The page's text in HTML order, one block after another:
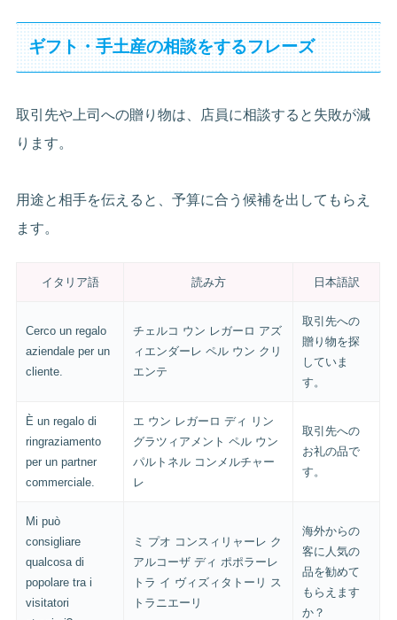
ギフト・手土産の相談をするフレーズ
取引先や上司への贈り物は、店員に相談すると失敗が減
ります。
用途と相手を伝えると、予算に合う候補を出してもらえ
ます。
イタリア語 読み方 日本語訳
Cerco un regalo
aziendale per un
cliente.
チェルコ ウン レガーロ アズ
ィエンダーレ ペル ウン クリ
エンテ
取引先への
贈り物を探
していま
す。
È un regalo di
ringraziamento
per un partner
commerciale.
エ ウン レガーロ ディ リン
グラツィアメント ペル ウン
パルトネル コンメルチャー
レ
取引先への
お礼の品で
す。
Mi può
consigliare
qualcosa di
popolare tra i
visitatori
ミ プオ コンスィリャーレ ク
アルコーザ ディ ポポラーレ
トラ イ ヴィズィタトーリ ス
トラニエーリ
海外からの
客に人気の
品を勧めて
もらえます
か？